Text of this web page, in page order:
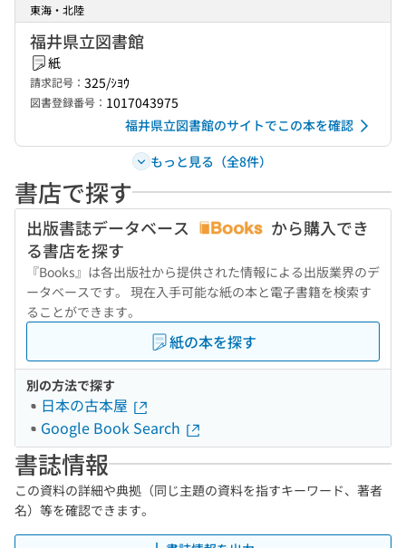
東海・北陸
福井県立図書館
紙
請求記号： 325/ｼﾖｳ
図書登録番号： 1017043975
福井県立図書館のサイトでこの本を確認
もっと見る（全8件）
書店で探す
出版書誌データベース
から購入でき
る書店を探す
『Books』は各出版社から提供された情報による出版業界のデ
ータベースです。 現在入手可能な紙の本と電子書籍を検索す
ることができます。
紙の本を探す
別の方法で探す
日本の古本屋
Google Book Search
書誌情報
この資料の詳細や典拠（同じ主題の資料を指すキーワード、著者
名）等を確認できます。